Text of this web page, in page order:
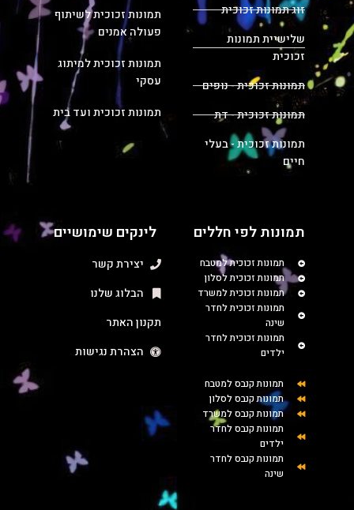
זוג תמונות זכוכית
שלישיית תמונות
זכוכית
תמונות זכוכית - נופים
תמונות זכוכית - דת
תמונות זכוכית - בעלי
חיים
תמונות זכוכית לשיתוף
פעולה אמנים
תמונות זכוכית למיתוג
עסקי
תמונות זכוכית ועד בית
תמונות לפי חללים
תמונות זכוכית למטבח
תמונות זכוכית לסלון
תמונות זכוכית למשרד
תמונות זכוכית לחדר
שינה
תמונות זכוכית לחדר
ילדים
תמונות קנבס למטבח
תמונות קנבס לסלון
תמונות קנבס למשרד
תמונות קנבס לחדר
ילדים
תמונות קנבס לחדר
שינה
לינקים שימושיים
יצירת קשר
הבלוג שלנו
תקנון האתר
הצהרת נגישות